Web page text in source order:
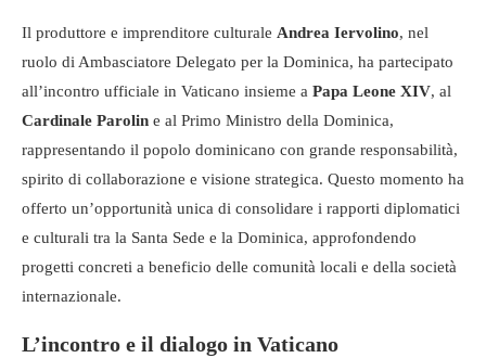
Il produttore e imprenditore culturale Andrea Iervolino, nel
ruolo di Ambasciatore Delegato per la Dominica, ha partecipato
all’incontro ufficiale in Vaticano insieme a Papa Leone XIV, al
Cardinale Parolin e al Primo Ministro della Dominica,
rappresentando il popolo dominicano con grande responsabilità,
spirito di collaborazione e visione strategica. Questo momento ha
offerto un’opportunità unica di consolidare i rapporti diplomatici
e culturali tra la Santa Sede e la Dominica, approfondendo
progetti concreti a beneficio delle comunità locali e della società
internazionale.
L’incontro e il dialogo in Vaticano